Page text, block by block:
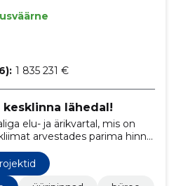
1 835 231 €
lähedal!
elu- ja ärikvartal, mis on
arvestades parima hinna,
kinnisvaraklaster.